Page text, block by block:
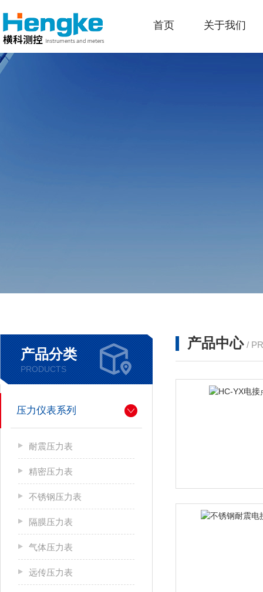
首页 关于我们
产品分类
PRODUCTS
压力仪表系列
耐震压力表
精密压力表
不锈钢压力表
隔膜压力表
气体压力表
远传压力表
产品中心 /